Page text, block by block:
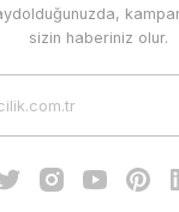
bozuk veya
sizin haberiniz olur.